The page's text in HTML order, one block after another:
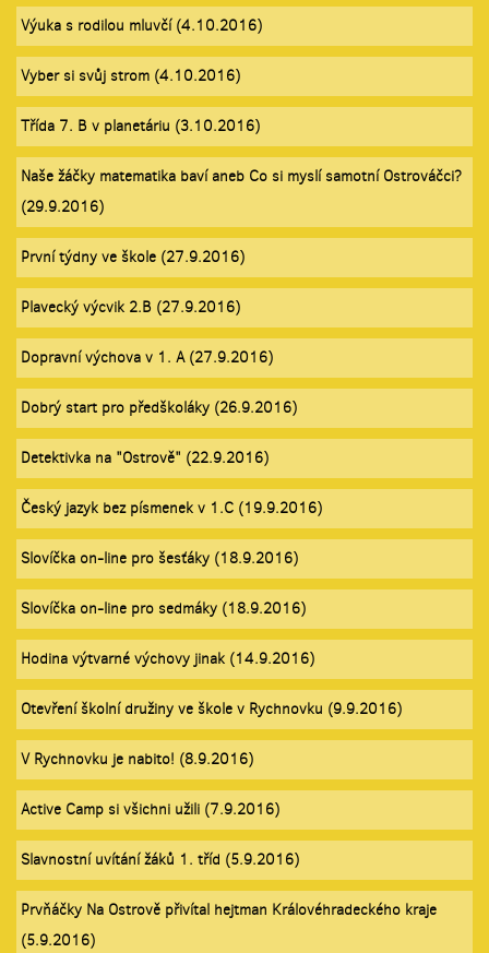
Výuka s rodilou mluvčí (4.10.2016)
Vyber si svůj strom (4.10.2016)
Třída 7. B v planetáriu (3.10.2016)
Naše žáčky matematika baví aneb Co si myslí samotní Ostrováčci?
(29.9.2016)
První týdny ve škole (27.9.2016)
Plavecký výcvik 2.B (27.9.2016)
Dopravní výchova v 1. A (27.9.2016)
Dobrý start pro předškoláky (26.9.2016)
Detektivka na "Ostrově" (22.9.2016)
Český jazyk bez písmenek v 1.C (19.9.2016)
Slovíčka on-line pro šesťáky (18.9.2016)
Slovíčka on-line pro sedmáky (18.9.2016)
Hodina výtvarné výchovy jinak (14.9.2016)
Otevření školní družiny ve škole v Rychnovku (9.9.2016)
V Rychnovku je nabito! (8.9.2016)
Active Camp si všichni užili (7.9.2016)
Slavnostní uvítání žáků 1. tříd (5.9.2016)
Prvňáčky Na Ostrově přivítal hejtman Královéhradeckého kraje
(5.9.2016)